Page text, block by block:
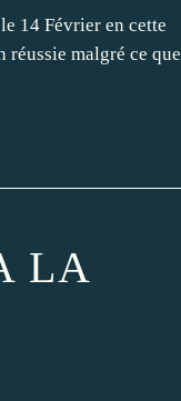
14 Février en cette
réussie malgré ce que
LA